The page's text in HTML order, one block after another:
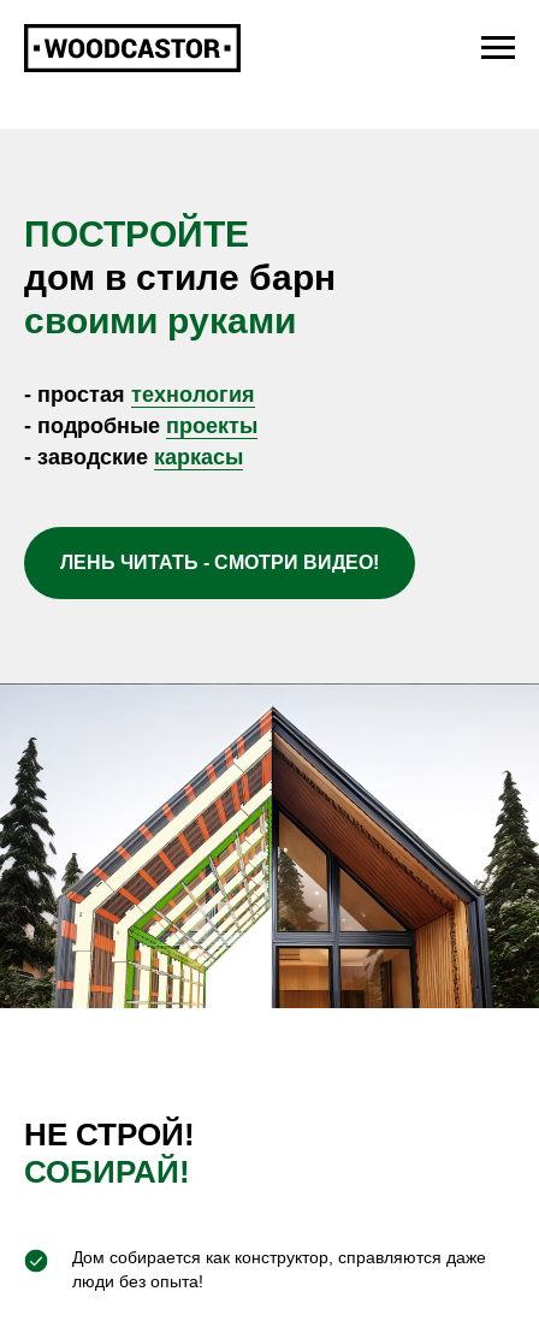
МЫ ПРОДАЕМКАРКАСЫИ
ПОСТРОЙТЕ
дом в стиле барн
своими руками
- простая технология
- подробные проекты
- заводские каркасы
ЛЕНЬ ЧИТАТЬ - СМОТРИ ВИДЕО!
НЕ СТРОЙ!
СОБИРАЙ!
Дом собирается как конструктор, справляются даже
люди без опыта!